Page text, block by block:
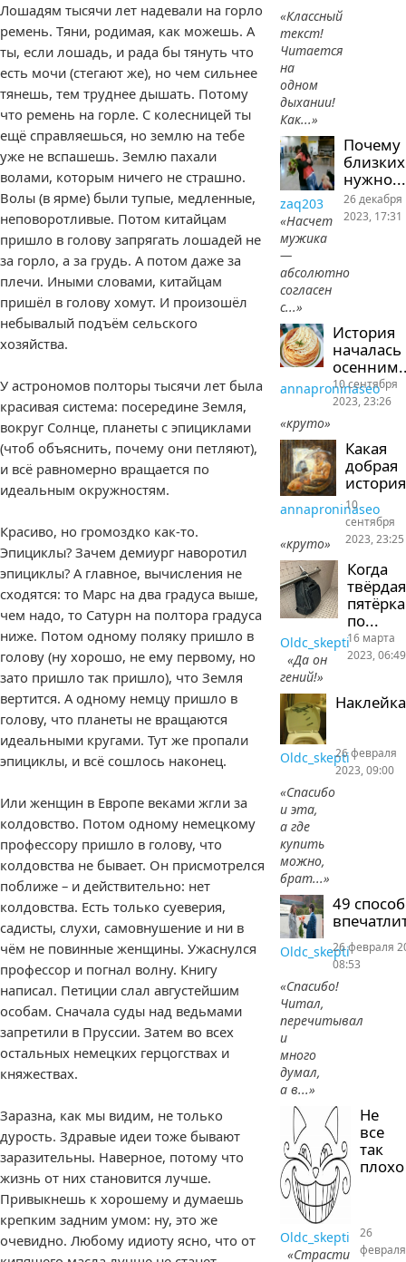
Лошадям тысячи лет надевали на горло
ремень. Тяни, родимая, как можешь. А
ты, если лошадь, и рада бы тянуть что
есть мочи (стегают же), но чем сильнее
тянешь, тем труднее дышать. Потому
что ремень на горле. С колесницей ты
ещё справляешься, но землю на тебе
уже не вспашешь. Землю пахали
волами, которым ничего не страшно.
Волы (в ярме) были тупые, медленные,
неповоротливые. Потом китайцам
пришло в голову запрягать лошадей не
за горло, а за грудь. А потом даже за
плечи. Иными словами, китайцам
пришёл в голову хомут. И произошёл
небывалый подъём сельского
хозяйства.
У астрономов полторы тысячи лет была
красивая система: посередине Земля,
вокруг Солнце, планеты с эпициклами
(чтоб объяснить, почему они петляют),
и всё равномерно вращается по
идеальным окружностям.
Красиво, но громоздко как-то.
Эпициклы? Зачем демиург наворотил
эпициклы? А главное, вычисления не
сходятся: то Марс на два градуса выше,
чем надо, то Сатурн на полтора градуса
ниже. Потом одному поляку пришло в
голову (ну хорошо, не ему первому, но
зато пришло так пришло), что Земля
вертится. А одному немцу пришло в
голову, что планеты не вращаются
идеальными кругами. Тут же пропали
эпициклы, и всё сошлось наконец.
Или женщин в Европе веками жгли за
колдовство. Потом одному немецкому
профессору пришло в голову, что
колдовства не бывает. Он присмотрелся
поближе – и действительно: нет
колдовства. Есть только суеверия,
садисты, слухи, самовнушение и ни в
чём не повинные женщины. Ужаснулся
профессор и погнал волну. Книгу
написал. Петиции слал августейшим
особам. Сначала суды над ведьмами
запретили в Пруссии. Затем во всех
остальных немецких герцогствах и
княжествах.
Заразна, как мы видим, не только
дурость. Здравые идеи тоже бывают
заразительны. Наверное, потому что
жизнь от них становится лучше.
Привыкнешь к хорошему и думаешь
крепким задним умом: ну, это же
очевидно. Любому идиоту ясно, что от
«Классный
текст!
Читается
на
одном
дыхании!
Как...»
Почему
близких
нужно...
zaq203
«Насчет
мужика
—
абсолютно
согласен
с...»
26 декабря
2023, 17:31
История
началась
annaproninaseo
«круто»
10 сентября
2023, 23:26
Какая
добрая
история
annaproninaseo
«круто»
10
сентября
2023, 23:25
Когда
твёрдая
пятёрка
по...
Oldc_skepti
«Да он
гений!»
16 марта
2023, 06:49
Наклейка
Oldc_skepti
«Спасибо
и эта,
а где
купить
можно,
брат...»
26 февраля
2023, 09:00
49
Oldc_skepti
«Спасибо!
Читал,
перечитывал
и
много
думал,
а в...»
26 февраля
08:53
Не
все
так
плохо
Oldc_skepti
«Страсти
26
февраля